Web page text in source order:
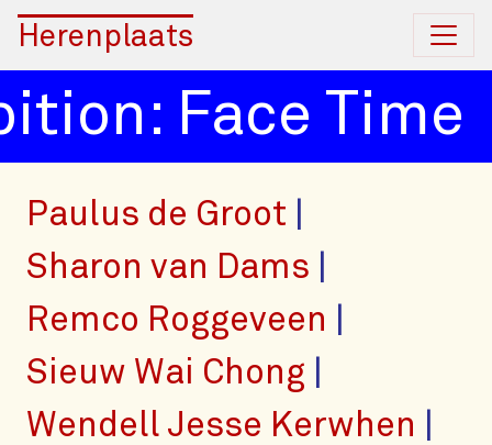
Herenplaats
Face Time
Paulus de Groot
Sharon van Dams
Remco Roggeveen
Sieuw Wai Chong
Wendell Jesse Kerwhen